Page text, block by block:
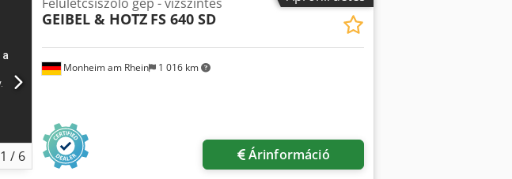
1 / 6
Monheim am Rhein 1 016 km
GEIBEL & HOTZ FS 640 SD
Árinformáció